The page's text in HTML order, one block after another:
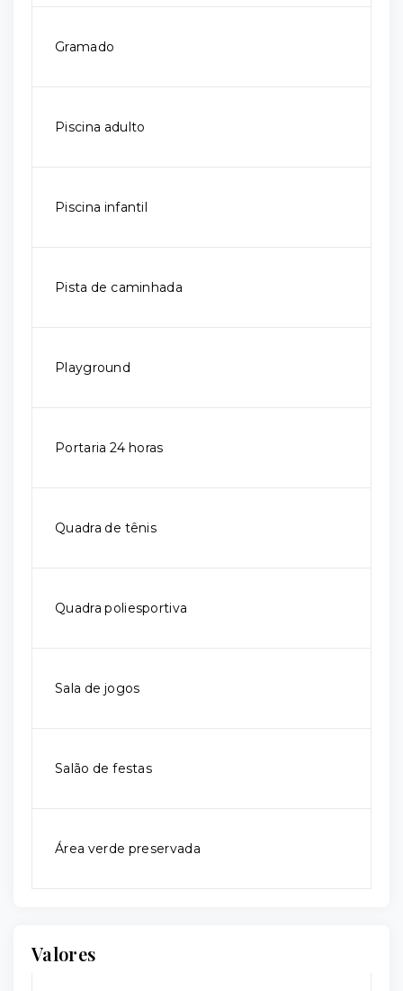
Gramado
Piscina adulto
Piscina infantil
Pista de caminhada
Playground
Portaria 24 horas
Quadra de tênis
Quadra poliesportiva
Sala de jogos
Salão de festas
Área verde preservada
Valores